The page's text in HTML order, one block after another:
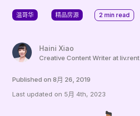
温哥华 精品房源 2 min read
Haini Xiao
Creative Content Writer at liv.rent
Published on 8月 26, 2019
Last updated on 5月 4th, 2023